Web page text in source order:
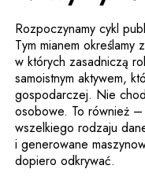
Rozpoczynamy cykl
Tym mianem
w których zasadniczą
samoistnym aktywem,
gospodarczej. Nie
osobowe. To również
wszelkiego rodzaju
i generowane
dopiero odkrywać.